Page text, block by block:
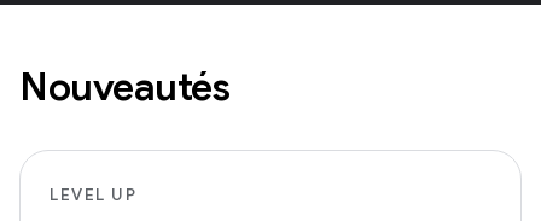
Nouveautés
LEVEL UP